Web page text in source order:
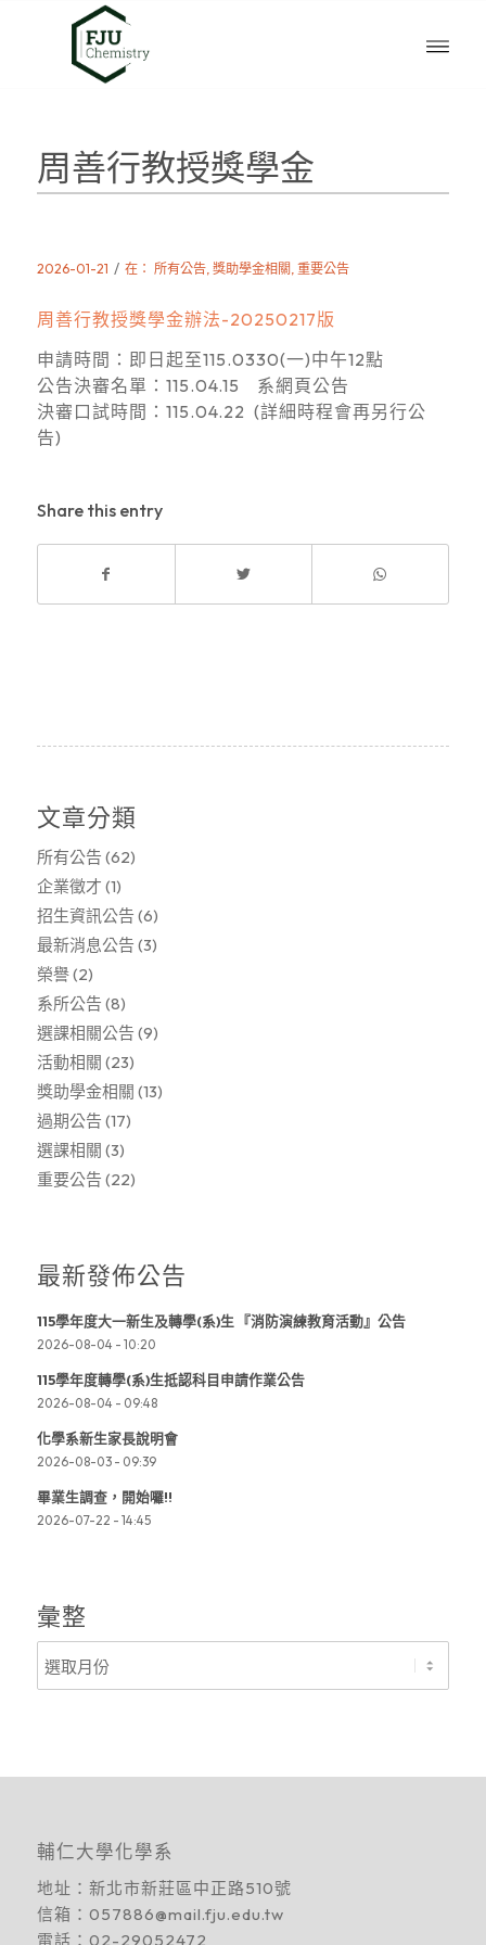
周善行教授獎學金
2026-01-21 / 在： 所有公告, 獎助學金相關, 重要公告
周善行教授獎學金辦法-20250217版
申請時間：即日起至115.0330(一)中午12點
公告決審名單：115.04.15 系網頁公告
決審口試時間：115.04.22 (詳細時程會再另行公
告)
Share this entry
文章分類
所有公告 (62)
企業徵才 (1)
招生資訊公告 (6)
最新消息公告 (3)
榮譽(2)
系所公告 (8)
選課相關公告 (9)
活動相關 (23)
獎助學金相關 (13)
過期公告 (17)
選課相關 (3)
重要公告 (22)
最新發佈公告
115學年度大一新生及轉學(系)生 『消防演練教育活動』公告
2026-08-04 - 10:20
115學年度轉學(系)生抵認科目申請作業公告
2026-08-04 - 09:48
化學系新生家長說明會
2026-08-03 - 09:39
畢業生調查，開始囉!!
2026-07-22 - 14:45
彙整
輔仁大學化學系
地址： 新北市新莊區中正路510號
信箱： 057886@mail.fju.edu.tw
電話： 02-29052472